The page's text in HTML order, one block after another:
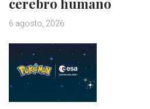
6 agosto, 2026